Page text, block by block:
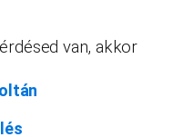
le tudjuk vonni a
árából így végül
díjmentes.
van, akkor